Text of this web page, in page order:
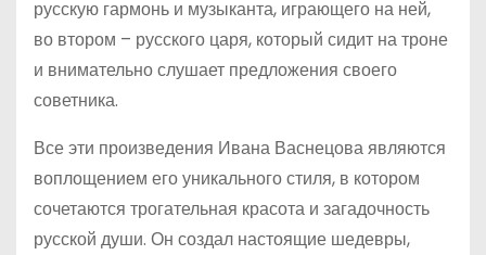
русскую гармонь и музыканта, играющего на ней,
во втором – русского царя, который сидит на троне
и внимательно слушает предложения своего
советника.
Все эти произведения Ивана Васнецова являются
воплощением его уникального стиля, в котором
сочетаются трогательная красота и загадочность
русской души. Он создал настоящие шедевры,